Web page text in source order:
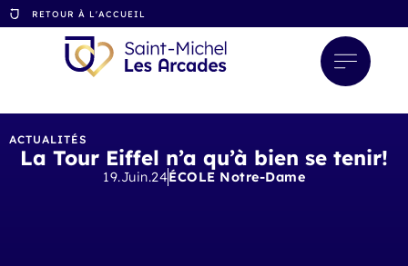
RETOUR À L'ACCUEIL
ACTUALITÉS
La Tour Eiffel n’a qu’à bien se tenir!
19.Juin.24ÉCOLE Notre-Dame